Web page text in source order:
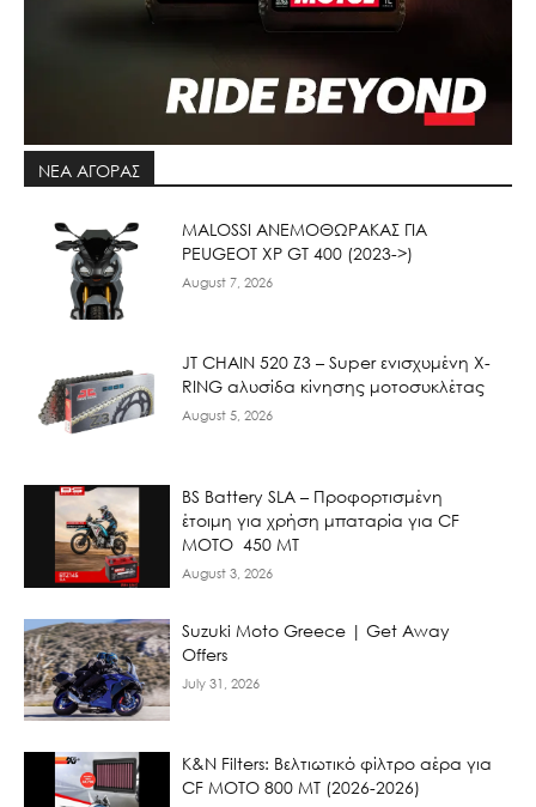
ΝΕΑ ΑΓΟΡΑΣ
ΜΑLOSSI ΑΝΕΜΟΘΩΡΑΚΑΣ ΓΙΑ
PEUGEOT XP GT 400 (2023->)
August 7, 2026
JT CHAIN 520 Ζ3 – Super ενισχυμένη X-
RING αλυσίδα κίνησης μοτοσυκλέτας
August 5, 2026
BS Battery SLA – Προφορτισμένη
έτοιμη για χρήση μπαταρία για CF
MOTO 450 MT
August 3, 2026
Suzuki Moto Greece | Get Away
Offers
July 31, 2026
K&N Filters: Βελτιωτικό φίλτρο αέρα για
CF ΜΟΤΟ 800 ΜΤ (2026-2026)